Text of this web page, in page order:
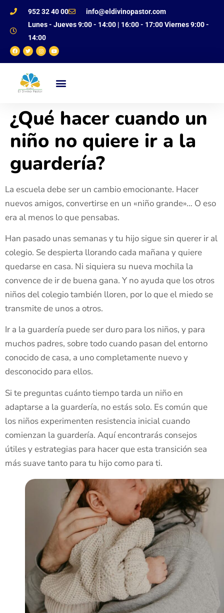
952 32 40 00
info@eldivinopastor.com
Lunes - Jueves 9:00 - 14:00 | 16:00 - 17:00 Viernes 9:00 -
14:00
¿Qué hacer cuando un
niño no quiere ir a la
guardería?
La escuela debe ser un cambio emocionante. Hacer
nuevos amigos, convertirse en un «niño grande»… O eso
era al menos lo que pensabas.
Han pasado unas semanas y tu hijo sigue sin querer ir al
colegio. Se despierta llorando cada mañana y quiere
quedarse en casa. Ni siquiera su nueva mochila la
convence de ir de buena gana. Y no ayuda que los otros
niños del colegio también lloren, por lo que el miedo se
transmite de unos a otros.
Ir a la guardería puede ser duro para los niños, y para
muchos padres, sobre todo cuando pasan del entorno
conocido de casa, a uno completamente nuevo y
desconocido para ellos.
Si te preguntas cuánto tiempo tarda un niño en
adaptarse a la guardería, no estás solo. Es común que
los niños experimenten resistencia inicial cuando
comienzan la guardería. Aquí encontrarás consejos
útiles y estrategias para hacer que esta transición sea
más suave tanto para tu hijo como para ti.